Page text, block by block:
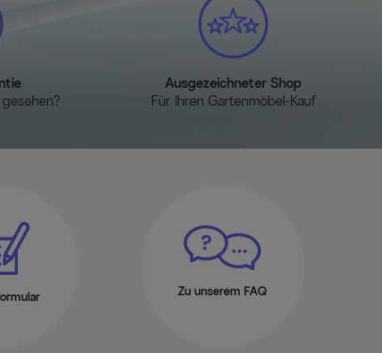
und pflegeleicht
Edelstahl sorgt für die hervorragende Qualität und Stabilität
können Ihr neues Gartenmöbelstück dank der strapazierfähigen
ganzjährig einsetzen. Mit einer regelmäßigen, jedoch nicht
stapelbar
120 kg belastbar und dank des relativ geringen Gewichts lässt er
nach Ihren Vorstellungen zusammenzustellen. Entwerfen Sie
Bereich!
Ausgezeichneter Shop
Für Ihren Gartenmöbel-Kauf
Zu unserem FAQ